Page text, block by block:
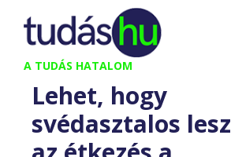
Kilépés
tartalomba
A TUDÁS HATALOM
Lehet, hogy
svédasztalos lesz